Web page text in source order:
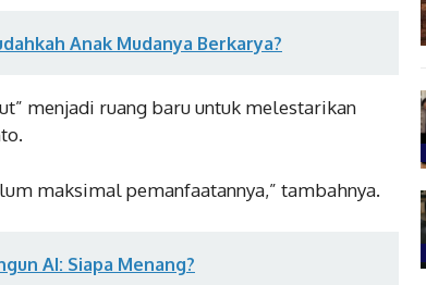
Anak Mudanya Berkarya?
menjadi ruang baru untuk melestarikan
maksimal pemanfaatannya,” tambahnya.
AI: Siapa Menang?